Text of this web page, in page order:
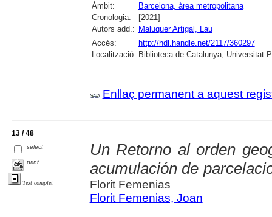
Àmbit:
Barcelona, àrea metropolitana
Cronologia:
[2021]
Autors add.: Maluquer Artigal, Lau
Accés:
http://hdl.handle.net/2117/360297
Localització: Biblioteca de Catalunya; Universitat
Enllaç permanent a aquest
13 / 48
select
print
Text complet
Un Retorno al orden
acumulación de
Florit Femenias
Florit Femenias, Joan